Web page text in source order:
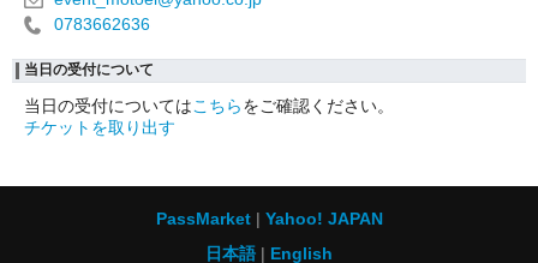
0783662636
当日の受付について
当日の受付についてはこちらをご確認ください。
チケットを取り出す
PassMarket
Yahoo! JAPAN
日本語
English